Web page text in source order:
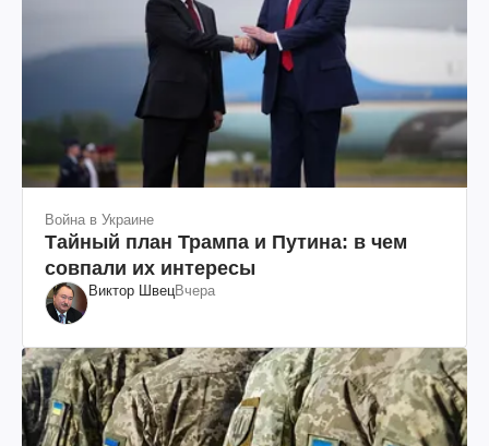
Война в Украине
Тайный план Трампа и Путина: в чем
совпали их интересы
Виктор ШвецВчера